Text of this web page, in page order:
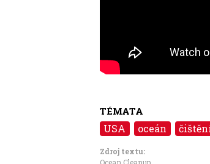
TÉMATA
USA oceán
Zdroj textu: